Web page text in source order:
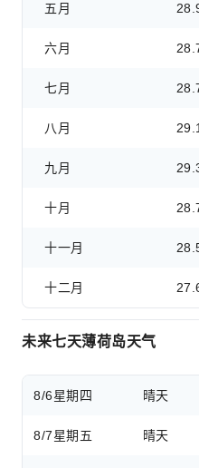
五月
六月
七月
八月
九月
十月
十一月
十二月
未来七天薄荷岛天气
8/6星期四 晴天
8/7星期五 晴天